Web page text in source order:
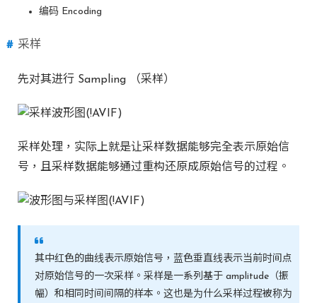
编码 Encoding
采样
先对其进行 Sampling （采样）
采样处理，实际上就是让采样数据能够完全表示原始信
号，且采样数据能够通过重构还原成原始信号的过程。
其中红色的曲线表示原始信号，蓝色垂直线表示当前时间点
对原始信号的一次采样。采样是一系列基于 amplitude（振
幅）和相同时间间隔的样本。这也是为什么采样过程被称为